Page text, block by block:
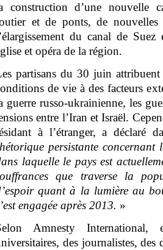
construction d’une nouvelle
et de ponts, de nouvelles
du canal de
et opéra de la région.
partisans du 30 juin
de vie à des facteurs
guerre russo-ukrainienne, les
entre l’Iran et Israël.
à l’étranger, a déclaré
persistante
laquelle le pays est
que traverse la
quant à la lumière au
engagée après 2013. »
Amnesty International,
des journalistes, des